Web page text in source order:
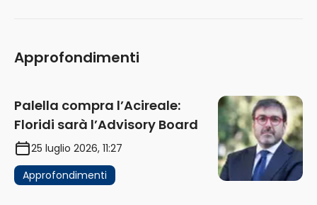
Approfondimenti
Palella compra l’Acireale:
Floridi sarà l’Advisory Board
25 luglio 2026, 11:27
Approfondimenti